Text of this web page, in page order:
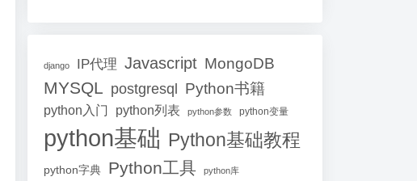
django IP代理 Javascript MongoDB
MYSQL postgresql Python书籍
python入门 python列表 python参数 python变量
python基础 Python基础教程
python字典 Python工具 python库